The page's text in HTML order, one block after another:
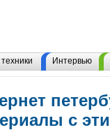
Интервью
с